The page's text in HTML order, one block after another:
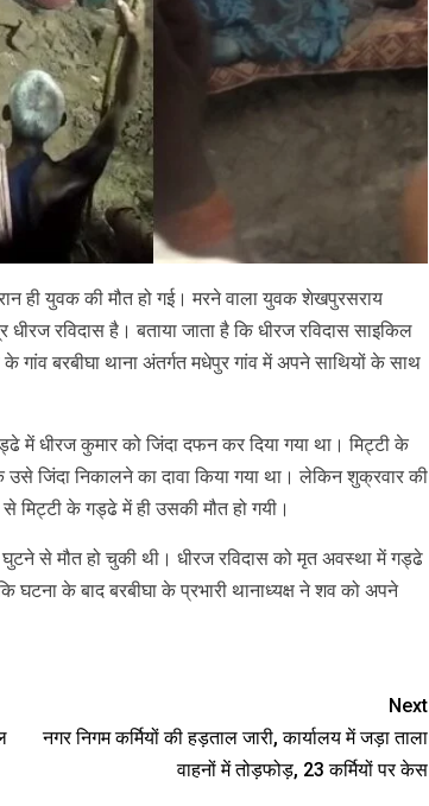
ही युवक की मौत हो गई। मरने वाला युवक शेखपुरसराय
धीरज रविदास है। बताया जाता है कि धीरज रविदास साइकिल
गांव बरबीघा थाना अंतर्गत मधेपुर गांव में अपने साथियों के साथ
में धीरज कुमार को जिंदा दफन कर दिया गया था। मिट्टी के
जिंदा निकालने का दावा किया गया था। लेकिन शुक्रवार की
के गड्ढे में ही उसकी मौत हो गयी।
से मौत हो चुकी थी। धीरज रविदास को मृत अवस्था में गड्ढे
घटना के बाद बरबीघा के प्रभारी थानाध्यक्ष ने शव को अपने
Next
नगर निगम कर्मियों की हड़ताल जारी, कार्यालय में जड़ा ताला
वाहनों में तोड़फोड़, 23 कर्मियों पर केस